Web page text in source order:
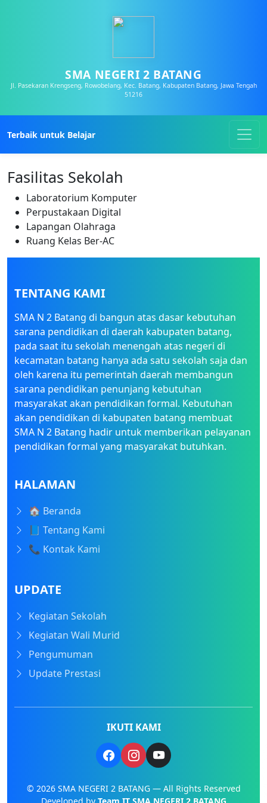
SMA NEGERI 2 BATANG
Jl. Pasekaran Krengseng, Rowobelang, Kec. Batang, Kabupaten Batang, Jawa Tengah
51216
Terbaik untuk Belajar
Fasilitas Sekolah
Laboratorium Komputer
Perpustakaan Digital
Lapangan Olahraga
Ruang Kelas Ber-AC
TENTANG KAMI
SMA N 2 Batang di bangun atas dasar kebutuhan
sarana pendidikan di daerah kabupaten batang,
pada saat itu sekolah menengah atas negeri di
kecamatan batang hanya ada satu sekolah saja dan
oleh karena itu pemerintah daerah membangun
sarana pendidikan penunjang kebutuhan
masyarakat akan pendidikan formal. Kebutuhan
akan pendidikan di kabupaten batang membuat
SMA N 2 Batang hadir untuk memberikan pelayanan
pendidikan formal yang masyarakat butuhkan.
HALAMAN
🏠 Beranda
📘 Tentang Kami
📞 Kontak Kami
UPDATE
Kegiatan Sekolah
Kegiatan Wali Murid
Pengumuman
Update Prestasi
IKUTI KAMI
© 2026 SMA NEGERI 2 BATANG — All Rights Reserved